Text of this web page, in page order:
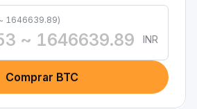
1646639.89)
INR
Comprar BTC